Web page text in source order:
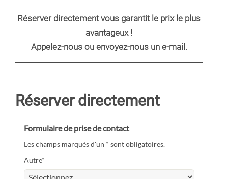
Réserver directement vous garantit le prix le plus
avantageux !
Appelez-nous ou envoyez-nous un e-mail.
Réserver directement